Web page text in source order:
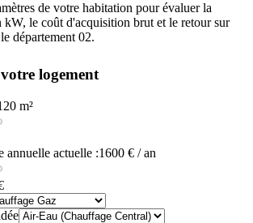
de votre habitation pour évaluer la
kW, le coût d'acquisition brut et le retour sur
département 02.
logement
m²
annuelle actuelle :1600 € / an